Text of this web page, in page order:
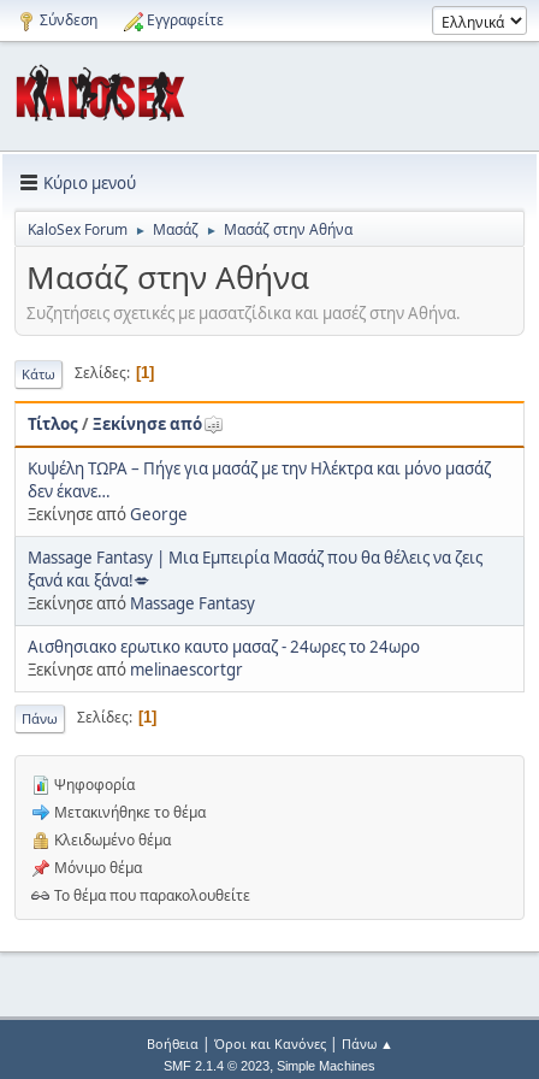
Σύνδεση Εγγραφείτε
Κύριο μενού
KaloSex Forum ► Μασάζ ► Μασάζ στην Αθήνα
Μασάζ στην Αθήνα
Συζητήσεις σχετικές με μασατζίδικα και μασέζ στην Αθήνα.
Κάτω Σελίδες 1
Τίτλος/Ξεκίνησε από
Κυψέλη ΤΩΡΑ – Πήγε για μασάζ με την Ηλέκτρα και μόνο μασάζ
δεν έκανε…
Ξεκίνησε απόGeorge
Massage Fantasy | Μια Εμπειρία Μασάζ που θα θέλεις να ζεις
ξανά και ξάνα!💋
Ξεκίνησε από Massage Fantasy
Αισθησιακο ερωτικο καυτο μασαζ - 24ωρες το 24ωρο
Ξεκίνησε από melinaescortgr
Πάνω Σελίδες 1
Ψηφοφορία
Μετακινήθηκε το θέμα
Κλειδωμένο θέμα
Μόνιμο θέμα
Το θέμα που παρακολουθείτε
Βοήθεια| Όροι και Κανόνες| Πάνω ▲
SMF 2.1.4 © 2023, Simple Machines